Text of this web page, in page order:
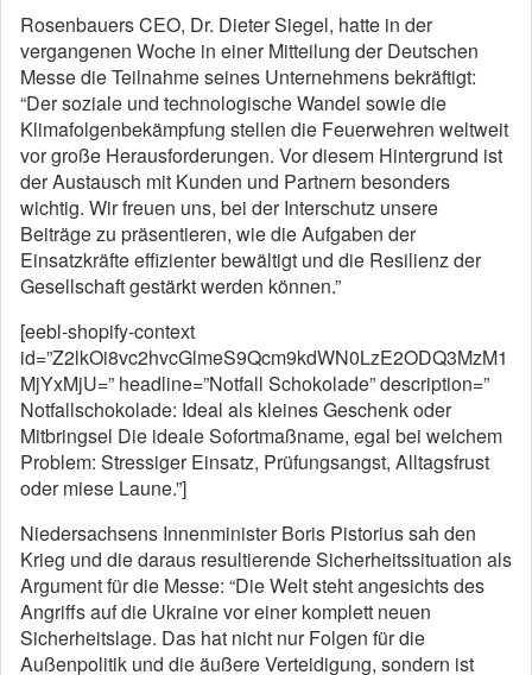
Rosenbauers CEO, Dr. Dieter Siegel, hatte in der
vergangenen Woche in einer Mitteilung der Deutschen
Messe die Teilnahme seines Unternehmens bekräftigt:
“Der soziale und technologische Wandel sowie die
Klimafolgenbekämpfung stellen die Feuerwehren weltweit
vor große Herausforderungen. Vor diesem Hintergrund ist
der Austausch mit Kunden und Partnern besonders
wichtig. Wir freuen uns, bei der Interschutz unsere
Beiträge zu präsentieren, wie die Aufgaben der
Einsatzkräfte effizienter bewältigt und die Resilienz der
Gesellschaft gestärkt werden können.”
[eebl-shopify-context
id=”Z2lkOi8vc2hvcGlmeS9Qcm9kdWN0LzE2ODQ3MzM1
MjYxMjU=” headline=”Notfall Schokolade” description=”
Notfallschokolade: Ideal als kleines Geschenk oder
Mitbringsel Die ideale Sofortmaßname, egal bei welchem
Problem: Stressiger Einsatz, Prüfungsangst, Alltagsfrust
oder miese Laune.”]
Niedersachsens Innenminister Boris Pistorius sah den
Krieg und die daraus resultierende Sicherheitssituation als
Argument für die Messe: “Die Welt steht angesichts des
Angriffs auf die Ukraine vor einer komplett neuen
Sicherheitslage. Das hat nicht nur Folgen für die
Außenpolitik und die äußere Verteidigung, sondern ist